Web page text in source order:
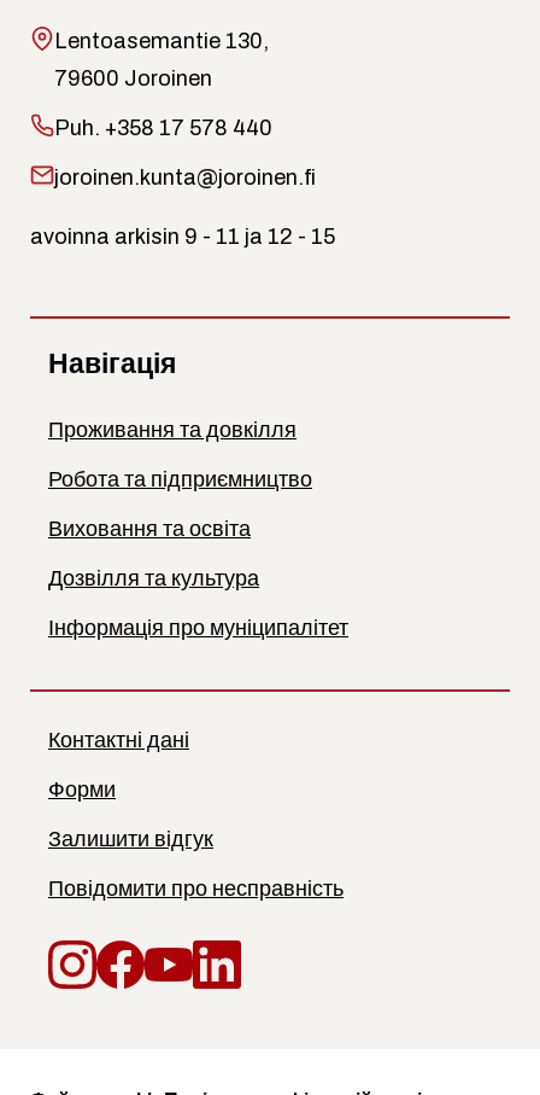
Lentoasemantie 130,
79600 Joroinen
Puh. +358 17 578 440
joroinen.kunta@joroinen.fi
avoinna arkisin 9 - 11 ja 12 - 15
Навігація
Проживання та довкілля
Робота та підприємництво
Виховання та освіта
Дозвілля та культура
Інформація про муніципалітет
Контактні дані
Форми
Залишити відгук
Повідомити про несправність
Instagram
Facebook
YouTube
LinkedIn